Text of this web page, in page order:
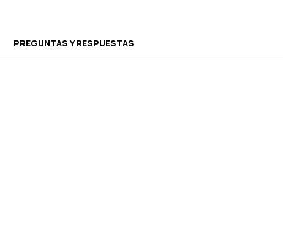
PREGUNTAS Y RESPUESTAS